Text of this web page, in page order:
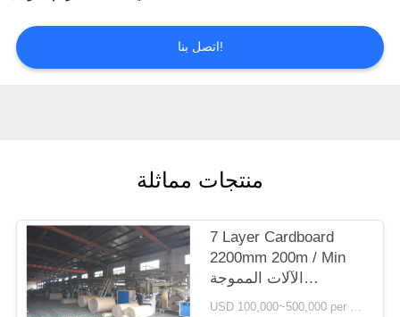
اطلب
اتصل بنا!
منتجات مماثلة
7 Layer Cardboard
2200mm 200m / Min
الآلات المموجة
المستعملة
USD 100,000~500,000 per set MOQ:1 مجموعة